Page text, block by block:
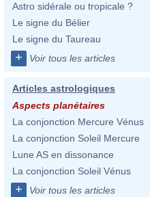
Astro sidérale ou tropicale ?
Le signe du Bélier
Le signe du Taureau
+ Voir tous les articles
Articles astrologiques
Aspects planétaires
La conjonction Mercure Vénus
La conjonction Soleil Mercure
Lune AS en dissonance
La conjonction Soleil Vénus
+ Voir tous les articles